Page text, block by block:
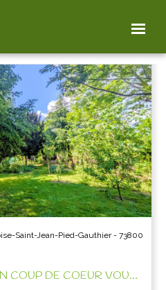
Saint-Jean-Pied-Gauthier - 73800
ESPRIT CAMPAGNE ! UN COUP DE COEUR VOUS ATTEND!